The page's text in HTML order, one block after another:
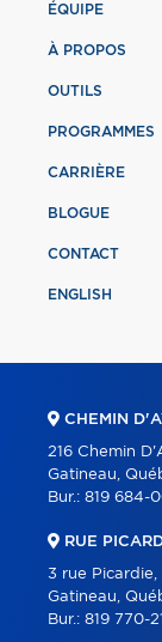
ÉQUIPE
À PROPOS
OUTILS
PROGRAMMES
CARRIÈRE
BLOGUE
CONTACT
ENGLISH
CHEMIN
216 Chemin
Gatineau,
Bur.: 819 684-
RUE
3 rue Picardie,
Gatineau,
Bur.: 819 770-